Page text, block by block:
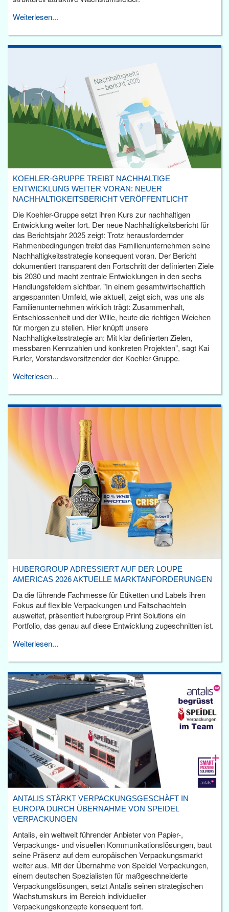
Weiterlesen...
KOEHLER-GRUPPE TREIBT NACHHALTIGE
ENTWICKLUNG WEITER VORAN: NEUER
NACHHALTIGKEITSBERICHT VERÖFFENTLICHT
Die Koehler-Gruppe setzt ihren Kurs zur nachhaltigen
Entwicklung weiter fort. Der neue Nachhaltigkeitsbericht für
das Berichtsjahr 2025 zeigt: Trotz herausfordernder
Rahmenbedingungen treibt das Familienunternehmen seine
Nachhaltigkeitsstrategie konsequent voran. Der Bericht
dokumentiert transparent den Fortschritt der definierten Ziele
bis 2030 und macht zentrale Entwicklungen in den sechs
Handlungsfeldern sichtbar. "In einem gesamtwirtschaftlich
angespannten Umfeld, wie aktuell, zeigt sich, was uns als
Familienunternehmen wirklich trägt: Zusammenhalt,
Entschlossenheit und der Wille, heute die richtigen Weichen
für morgen zu stellen. Hier knüpft unsere
Nachhaltigkeitsstrategie an: Mit klar definierten Zielen,
messbaren Kennzahlen und konkreten Projekten", sagt Kai
Furler, Vorstandsvorsitzender der Koehler-Gruppe.
Weiterlesen...
HUBERGROUP ADRESSIERT AUF DER LOUPE
AMERICAS 2026 AKTUELLE MARKTANFORDERUNGEN
Da die führende Fachmesse für Etiketten und Labels ihren
Fokus auf flexible Verpackungen und Faltschachteln
ausweitet, präsentiert hubergroup Print Solutions ein
Portfolio, das genau auf diese Entwicklung zugeschnitten ist.
Weiterlesen...
ANTALIS STÄRKT VERPACKUNGSGESCHÄFT IN
EUROPA DURCH ÜBERNAHME VON SPEIDEL
VERPACKUNGEN
Antalis, ein weltweit führender Anbieter von Papier-,
Verpackungs- und visuellen Kommunikationslösungen, baut
seine Präsenz auf dem europäischen Verpackungsmarkt
weiter aus. Mit der Übernahme von Speidel Verpackungen,
einem deutschen Spezialisten für maßgeschneiderte
Verpackungslösungen, setzt Antalis seinen strategischen
Wachstumskurs im Bereich individueller
Verpackungskonzepte konsequent fort.